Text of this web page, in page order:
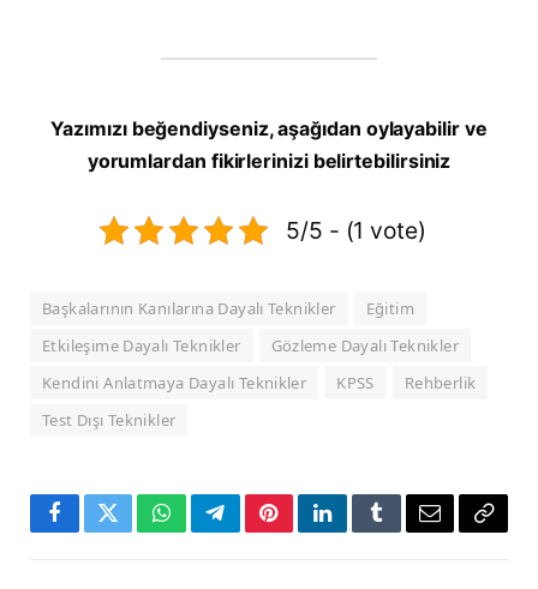
Yazımızı beğendiyseniz, aşağıdan oylayabilir ve
yorumlardan fikirlerinizi belirtebilirsiniz
5/5 - (1 vote)
Başkalarının Kanılarına Dayalı Teknikler
Eğitim
Etkileşime Dayalı Teknikler
Gözleme Dayalı Teknikler
Kendini Anlatmaya Dayalı Teknikler
KPSS
Rehberlik
Test Dışı Teknikler
FacebookTwitterWhatsAppTelegramPinterestLinkedInTumblrE-
Copy